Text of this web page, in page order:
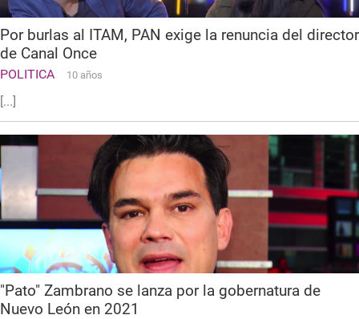
Por burlas al ITAM, PAN exige la renuncia del director
de Canal Once
POLITICA 10 años
[...]
"Pato" Zambrano se lanza por la gobernatura de
Nuevo León en 2021